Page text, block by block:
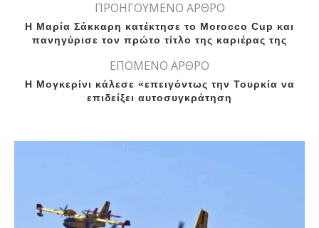
ΠΡΟΗΓΟΥΜΕΝΟ ΑΡΘΡΟ
Η Μαρία Σάκκαρη κατέκτησε το Morocco Cup και
πανηγύρισε τον πρώτο τίτλο της καριέρας της
ΕΠΟΜΕΝΟ ΑΡΘΡΟ
Η Μογκερίνι κάλεσε «επειγόντως την Τουρκία να
επιδείξει αυτοσυγκράτηση